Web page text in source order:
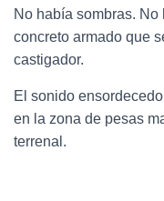
No había sombras.
concreto armado que
castigador.
El sonido
en la zona de pesas
terrenal.